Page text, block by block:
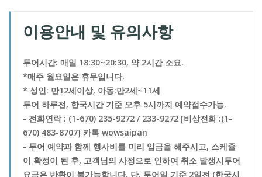
이용안내 및 유의사항
투어시간: 매일 18:30~20:30, 약 2시간 소요.
*매주 월요일은 휴무입니다.
* 성인: 만12세이상, 아동:만2세~11세
투어 하루전, 한국시간 기준 오후 5시까지 예약접수가능.
- 전화연락 : (1-670) 235-9272 / 233-9272 [비상전화 :(1-
670) 483-8707] 카톡 wowsaipan
- 투어 예약과 함께 행사비를 미리 입금을 해주시고, 스케쥴
이 확정이 된 후, 고객님의 사정으로 인하여 취소 발생시투어
요금은 반환이 불가능합니다. 단, 투어일 기준 2일전 (한국시